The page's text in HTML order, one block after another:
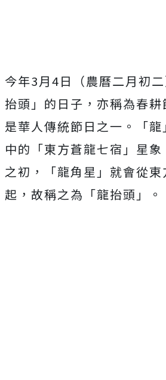
今年3月4日（農曆二月初
抬頭」的日子，亦稱為春耕
是華人傳統節日之一。「
中的「東方蒼龍七宿」星
之初，「龍角星」就會從
起，故稱之為「龍抬頭」。